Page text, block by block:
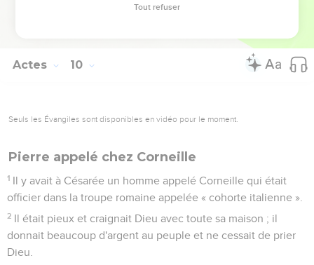
Actes 10
Seuls les Évangiles sont disponibles en vidéo pour le moment.
Pierre appelé chez Corneille
1 Il y avait à Césarée un homme appelé Corneille qui était
officier dans la troupe romaine appelée « cohorte italienne ».
2 Il était pieux et craignait Dieu avec toute sa maison ; il
donnait beaucoup d'argent au peuple et ne cessait de prier
Dieu.
Tout refuser